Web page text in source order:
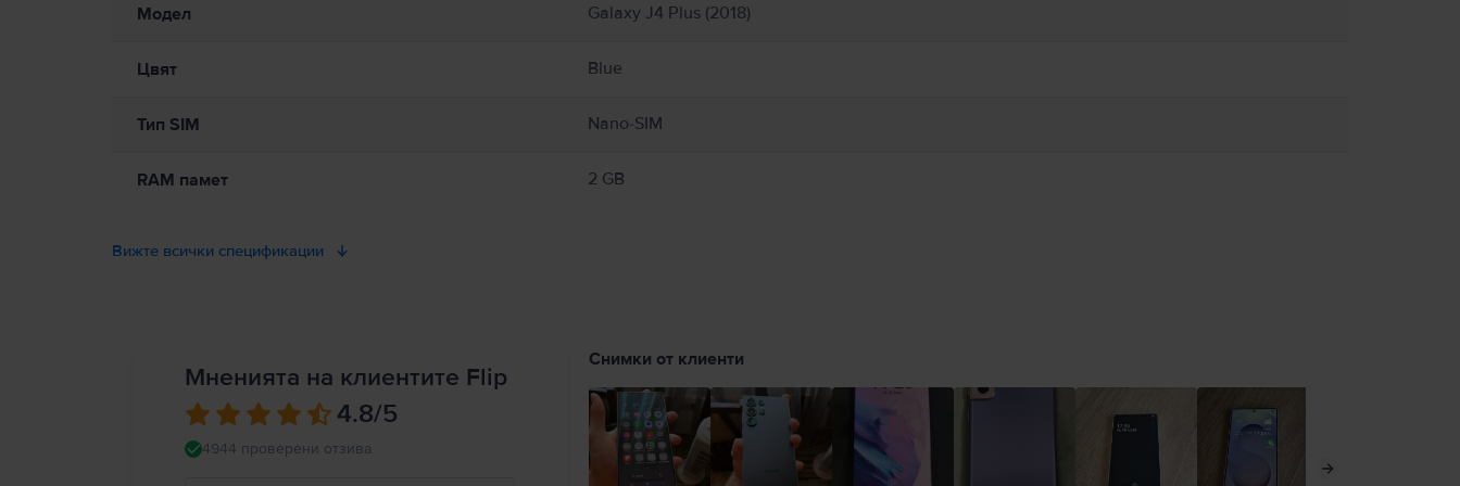
Модел Galaxy J4 Plus (2018)
Цвят Blue
Тип SIM Nano-SIM
RAM памет 2 GB
Вижте всички спецификации
Мненията на клиентите Flip
4.8/5
4944 проверени отзива
Снимки от клиенти